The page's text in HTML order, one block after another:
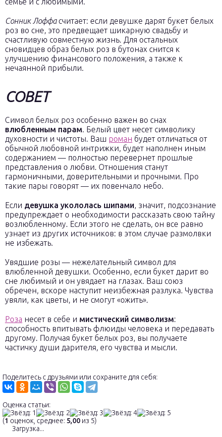
Сонник Лоффасчитает: если девушке дарят букет белых
роз во сне, это предвещает шикарную свадьбу и
счастливую совместную жизнь. Для остальных
сновидцев образ белых роз в бутонах снится к
улучшению финансового положения, а также к
нечаянной прибыли.
СОВЕТ
Символ белых роз особенно важен во снах
влюбленным парам. Белый цвет несет символику
духовности и чистоты. Ваш роман будет отличаться от
обычной любовной интрижки, будет наполнен иным
содержанием — полностью перевернет прошлые
представления о любви. Отношения станут
гармоничными, доверительными и прочными. Про
такие пары говорят — их повенчало небо.
Если девушка укололась шипами, значит, подсознание
предупреждает о необходимости рассказать свою тайну
возлюбленному. Если этого не сделать, он все равно
узнает из других источников: в этом случае размолвки
не избежать.
Увядшие розы — нежелательный символ для
влюбленной девушки. Особенно, если букет дарит во
сне любимый и он увядает на глазах. Ваш союз
обречен, вскоре наступит неизбежная разлука. Чувства
увяли, как цветы, и не смогут «ожить».
Роза несет в себе и мистический символизм:
способность впитывать флюиды человека и передавать
другому. Получая букет белых роз, вы получаете
частичку души дарителя, его чувства и мысли.
Поделитесь с друзьями или сохраните для себя:
Оценка статьи:
(1 оценок, среднее: 5,00 из 5)
Загрузка...